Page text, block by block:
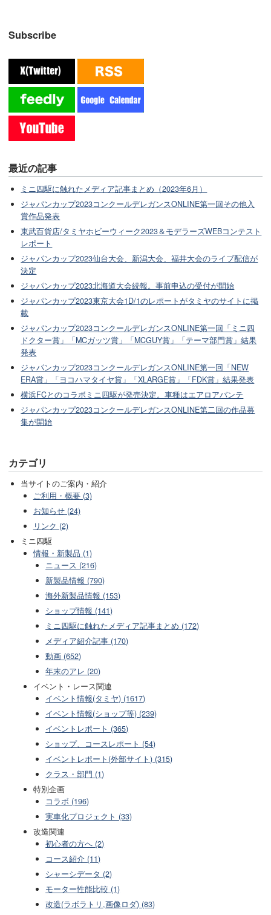
Subscribe
最近の記事
ミニ四駆に触れたメディア記事まとめ（2023年6月）
ジャパンカップ2023コンクールデレガンスONLINE第一回その他入
賞作品発表
東武百貨店/タミヤホビーウィーク2023＆モデラーズWEBコンテスト
レポート
ジャパンカップ2023仙台大会、新潟大会、福井大会のライブ配信が
決定
ジャパンカップ2023北海道大会続報。事前申込の受付が開始
ジャパンカップ2023東京大会1D/1のレポートがタミヤのサイトに掲
載
ジャパンカップ2023コンクールデレガンスONLINE第一回「ミニ四
ドクター賞」「MCガッツ賞」「MCGUY賞」「テーマ部門賞」結果
発表
ジャパンカップ2023コンクールデレガンスONLINE第一回「NEW
ERA賞」「ヨコハマタイヤ賞」「XLARGE賞」「FDK賞」結果発表
横浜FCとのコラボミニ四駆が発売決定。車種はエアロアバンテ
ジャパンカップ2023コンクールデレガンスONLINE第二回の作品募
集が開始
カテゴリ
当サイトのご案内・紹介
ご利用・概要 (3)
お知らせ (24)
リンク (2)
ミニ四駆
情報・新製品 (1)
ニュース (216)
新製品情報 (790)
海外新製品情報 (153)
ショップ情報 (141)
ミニ四駆に触れたメディア記事まとめ (172)
メディア紹介記事 (170)
動画 (652)
年末のアレ (20)
イベント・レース関連
イベント情報(タミヤ) (1617)
イベント情報(ショップ等) (239)
イベントレポート (365)
ショップ、コースレポート (54)
イベントレポート(外部サイト) (315)
クラス・部門 (1)
特別企画
コラボ (196)
実車化プロジェクト (33)
改造関連
初心者の方へ (2)
コース紹介 (11)
シャーシデータ (2)
モーター性能比較 (1)
改造(ラボラトリ,画像ロダ) (83)